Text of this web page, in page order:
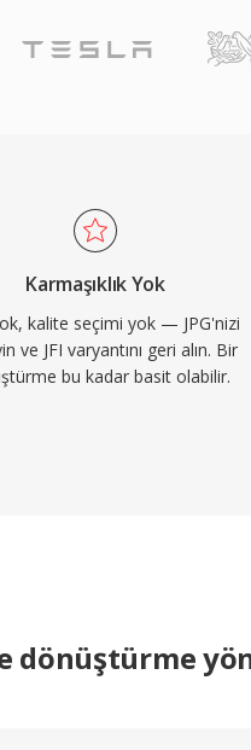
Karmaşıklık Yok
kalite seçimi yok — JPG'nizi
ve JFI varyantını geri alın. Bir
bu kadar basit olabilir.
dönüştürme